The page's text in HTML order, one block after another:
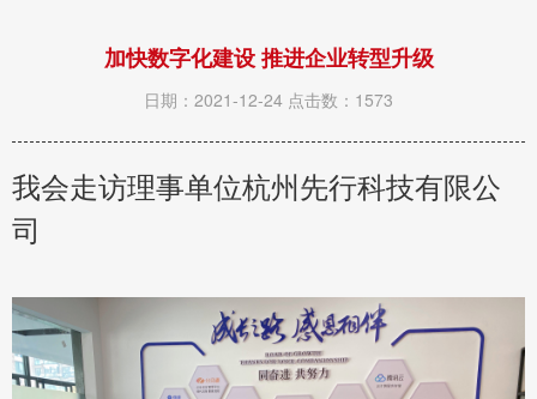
加快数字化建设 推进企业转型升级
日期：2021-12-24 点击数：1573
我会走访理事单位杭州先行科技有限公
司